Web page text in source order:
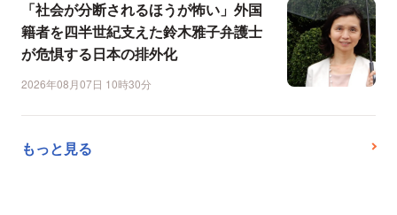
「社会が分断されるほうが怖い」外国
籍者を四半世紀支えた鈴木雅子弁護士
が危惧する日本の排外化
2026年08月07日 10時30分
もっと見る